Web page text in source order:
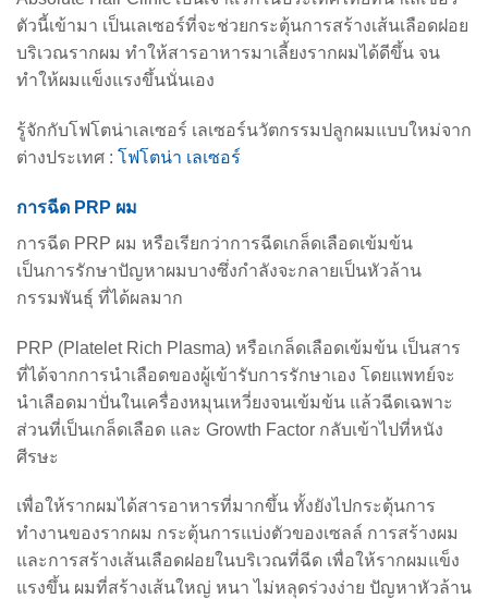
ตัวนี้เข้ามา เป็นเลเซอร์ที่จะช่วยกระตุ้นการสร้างเส้นเลือดฝอย
บริเวณรากผม ทำให้สารอาหารมาเลี้ยงรากผมได้ดีขึ้น จน
ทำให้ผมแข็งแรงขึ้นนั่นเอง
รู้จักกับโฟโตน่าเลเซอร์ เลเซอร์นวัตกรรมปลูกผมแบบใหม่จาก
ต่างประเทศ : โฟโตน่า เลเซอร์
การฉีด PRP ผม
การฉีด PRP ผม หรือเรียกว่าการฉีดเกล็ดเลือดเข้มข้น
เป็นการรักษาปัญหาผมบางซึ่งกำลังจะกลายเป็นหัวล้าน
กรรมพันธุ์ ที่ได้ผลมาก
PRP (Platelet Rich Plasma) หรือเกล็ดเลือดเข้มข้น เป็นสาร
ที่ได้จากการนำเลือดของผู้เข้ารับการรักษาเอง โดยแพทย์จะ
นำเลือดมาปั่นในเครื่องหมุนเหวี่ยงจนเข้มข้น แล้วฉีดเฉพาะ
ส่วนที่เป็นเกล็ดเลือด และ Growth Factor กลับเข้าไปที่หนัง
ศีรษะ
เพื่อให้รากผมได้สารอาหารที่มากขึ้น ทั้งยังไปกระตุ้นการ
ทำงานของรากผม กระตุ้นการแบ่งตัวของเซลล์ การสร้างผม
และการสร้างเส้นเลือดฝอยในบริเวณที่ฉีด เพื่อให้รากผมแข็ง
แรงขึ้น ผมที่สร้างเส้นใหญ่ หนา ไม่หลุดร่วงง่าย ปัญหาหัวล้าน